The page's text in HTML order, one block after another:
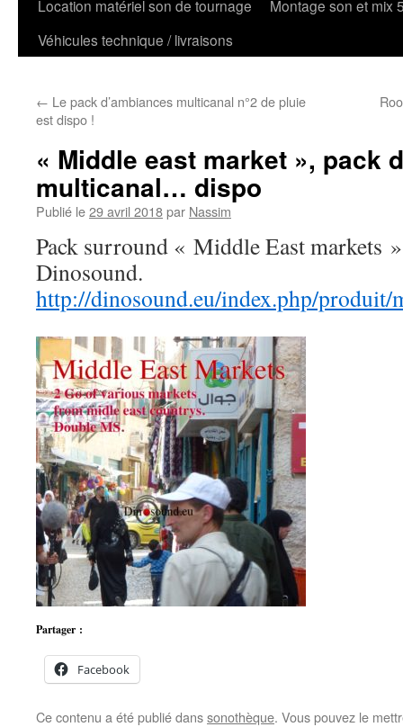
Location matériel son de tournage
Montage son et mix
Véhicules technique / livraisons
← Le pack d’ambiances multicanal n°2 de pluie
est dispo !
« Middle east market », pack
multicanal… dispo
Publié le29 avril 2018par Nassim
Pack surround « Middle East markets
Dinosound.
http://dinosound.eu/index.php/produit/
Partager :
Facebook
Ce contenu a été publié danssonothèque. Vous pouvez le